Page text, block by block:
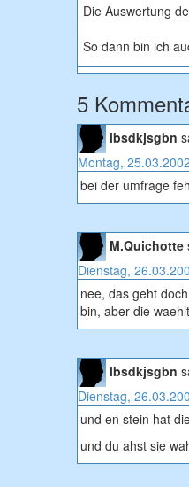
Die Auswertung
So dann bin ich
5
lbsdkjsgbn
Montag,
bei der umfrage
M.Quichotte
Dienstag,
nee, das geht
bin, aber die
lbsdkjsgbn
Dienstag,
und en stein hat
und du ahst sie